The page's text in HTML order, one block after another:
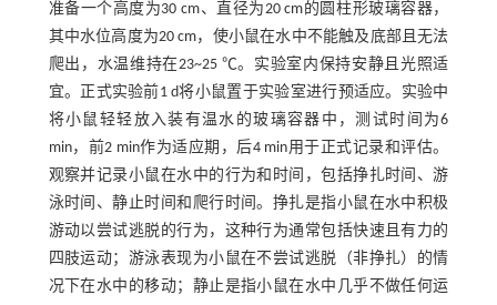
准备一个高度为30 cm、直径为20 cm的圆柱形玻璃容器，
其中水位高度为20 cm，使小鼠在水中不能触及底部且无法
爬出，水温维持在23~25 ℃。实验室内保持安静且光照适
宜。正式实验前1 d将小鼠置于实验室进行预适应。实验中
将小鼠轻轻放入装有温水的玻璃容器中，测试时间为6
min，前2 min作为适应期，后4 min用于正式记录和评估。
观察并记录小鼠在水中的行为和时间，包括挣扎时间、游
泳时间、静止时间和爬行时间。挣扎是指小鼠在水中积极
游动以尝试逃脱的行为，这种行为通常包括快速且有力的
四肢运动；游泳表现为小鼠在不尝试逃脱（非挣扎）的情
况下在水中的移动；静止是指小鼠在水中几乎不做任何运